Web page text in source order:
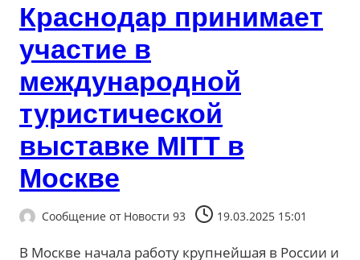
Краснодар принимает
участие в
международной
туристической
выставке MITT в
Москве
Сообщение от Новости 93 19.03.2025 15:01
В Москве начала работу крупнейшая в России и